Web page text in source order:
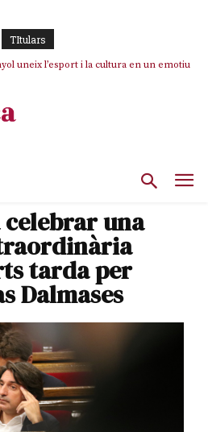
TItulars
uneix l’esport i la cultura en un emotiu
Puigtió: renuncia a Girona pels àudios però
una
tarda per
Dalmases